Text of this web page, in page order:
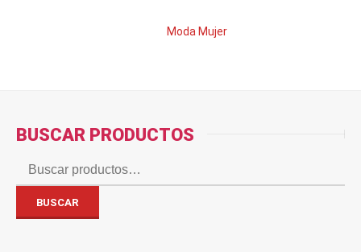
Moda Mujer
BUSCAR PRODUCTOS
Buscar
por:
BUSCAR